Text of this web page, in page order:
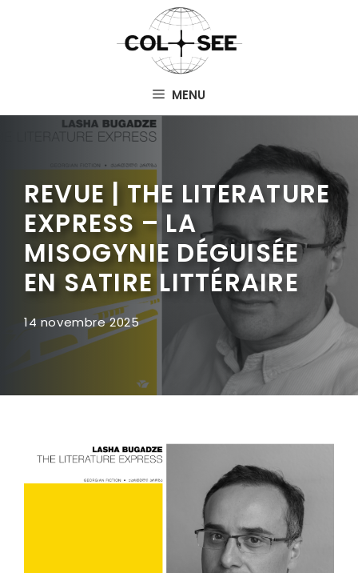
MENU
REVUE | THE LITERATURE
EXPRESS – LA
MISOGYNIE DÉGUISÉE
EN SATIRE LITTÉRAIRE
14 novembre 2025